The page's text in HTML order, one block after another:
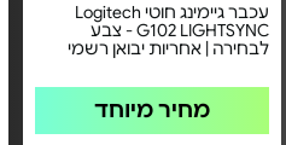
עכבר גיימינג חוטי Logitech
G102 LIGHTSYNC - צבע
לבחירה | אחריות יבואן רשמי
מחיר מיוחד